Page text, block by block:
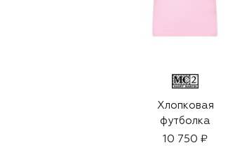
Хлопковая
футболка
10 750 ₽